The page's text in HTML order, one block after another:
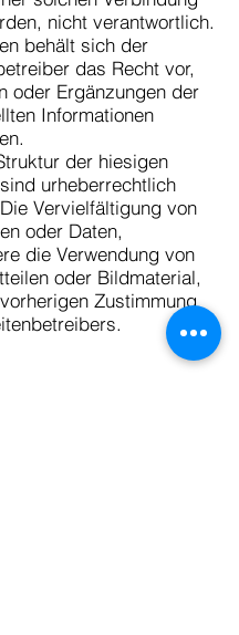
nicht verantwortlich.
behält sich der
das Recht vor,
oder Ergänzungen der
Informationen
der hiesigen
urheberrechtlich
Vervielfältigung von
oder Daten,
die Verwendung von
oder Bildmaterial,
Zustimmung